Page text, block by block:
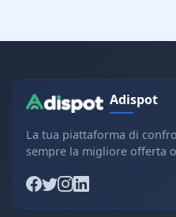
Adispot
La tua piattaforma di
sempre la migliore offerta